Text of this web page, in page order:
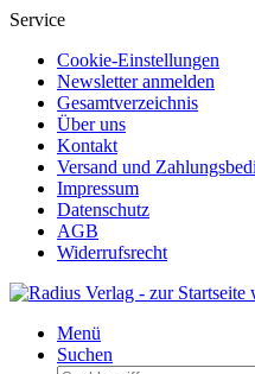
Service
Cookie-Einstellungen
Newsletter anmelden
Gesamtverzeichnis
Über uns
Kontakt
Versand und
Impressum
Datenschutz
AGB
Widerrufsrecht
Menü
Suchen